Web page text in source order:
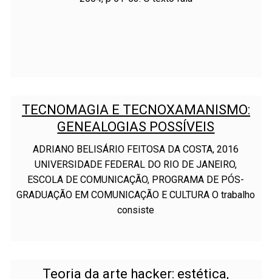
TECNOMAGIA E TECNOXAMANISMO:
GENEALOGIAS POSSÍVEIS
ADRIANO BELISÁRIO FEITOSA DA COSTA, 2016
UNIVERSIDADE FEDERAL DO RIO DE JANEIRO,
ESCOLA DE COMUNICAÇÃO, PROGRAMA DE PÓS-
GRADUAÇÃO EM COMUNICAÇÃO E CULTURA O trabalho
consiste
Teoria da arte hacker: estética,